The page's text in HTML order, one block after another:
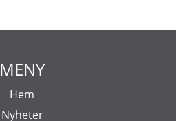
MENY
Hem
Nyheter